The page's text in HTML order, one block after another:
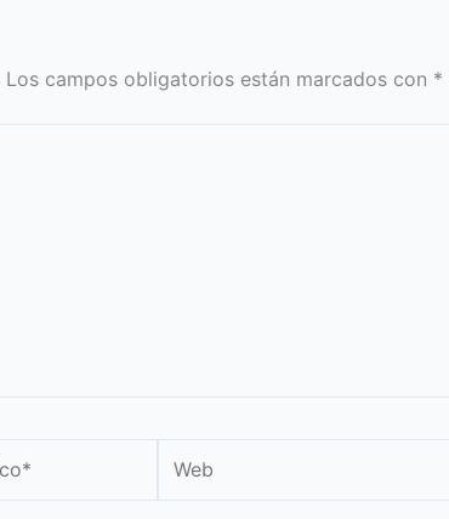
Los campos obligatorios están marcados con *